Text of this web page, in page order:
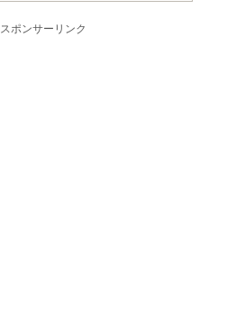
スポンサーリンク